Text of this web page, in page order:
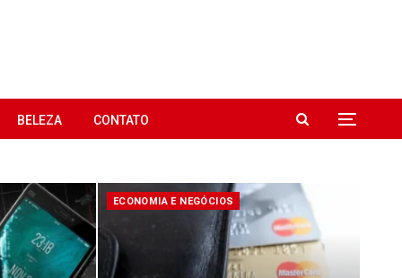
BELEZA CONTATO
ECONOMIA E NEGÓCIOS